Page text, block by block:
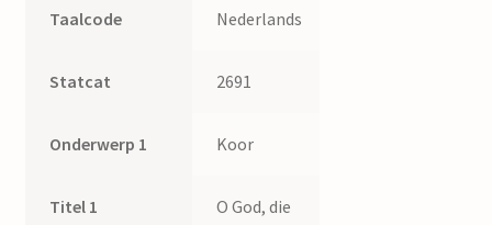
Taalcode Nederlands
Statcat 2691
Onderwerp 1 Koor
Titel 1
O God, die